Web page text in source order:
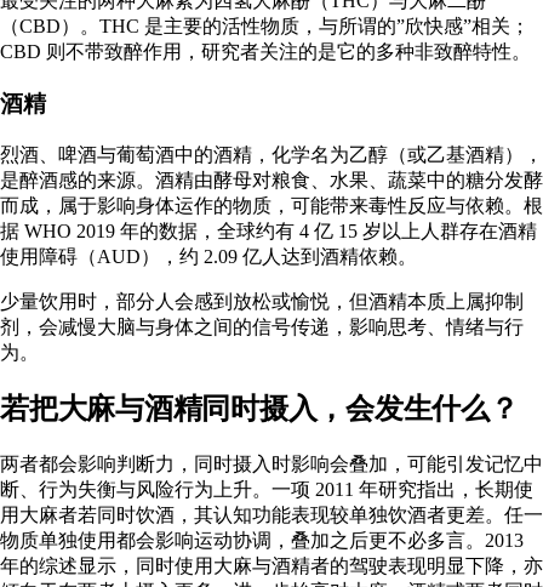
（CBD）
。THC 是主要的活性物质，与所谓的”欣快感”相关；
CBD 则不带致醉作用，研究者关注的是它的多种非致醉特性。
酒精
烈酒、啤酒与葡萄酒中的酒精，化学名为乙醇 （或乙基酒精），
是醉酒感的来源。酒精由酵母对粮食、水果、蔬菜中的糖分发酵
而成，属于影响身体运作的物质，可能带来毒性反应与依赖。根
据 WHO 2019 年的数据，全球约有 4 亿 15 岁以上人群存在酒精
使用障碍（AUD），约 2.09 亿人达到酒精依赖。
少量饮用时，部分人会感到放松或愉悦，但酒精本质上属抑制
剂，会减慢大脑与身体之间的信号传递，影响思考、情绪与行
为。
若把大麻与酒精同时摄入，会发生什么？
两者都会影响判断力 ，同时摄入时影响会叠加，可能引发记忆中
断、行为失衡与风险行为上升。一项 2011 年研究指出，长期使
用大麻者若同时饮酒，其认知功能表现较单独饮酒者更差。任一
物质单独使用都会影响运动协调，叠加之后更不必多言。 2013
年的综述显示，同时使用大麻与酒精者的驾驶表现明显下降， 亦